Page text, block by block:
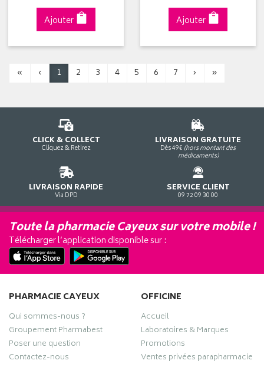
Ajouter Ajouter
« ‹ 1 2 3 4 5 6 7 › »
CLICK & COLLECT
Cliquez & Retirez
LIVRAISON GRATUITE
Dès 49€ (hors montant des
médicaments)
LIVRAISON RAPIDE
Via DPD
SERVICE CLIENT
09 72 09 30 00
Toute la pharmacie Cayeux sur votre mobile !
Télécharger l’application disponible sur :
PHARMACIE CAYEUX
Qui sommes-nous ?
Groupement Pharmabest
Poser une question
Contactez-nous
OFFICINE
Accueil
Laboratoires & Marques
Promotions
Ventes privées parapharmacie